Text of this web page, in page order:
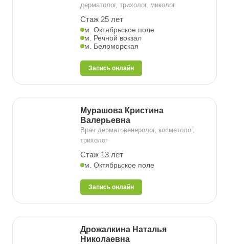
дерматолог, трихолог, миколог
Стаж 25 лет
м. Октябрьское поле
м. Речной вокзал
м. Беломорская
Запись онлайн
Мурашова Кристина
Валерьевна
Врач дерматовенеролог, косметолог,
трихолог
Стаж 13 лет
м. Октябрьское поле
Запись онлайн
Дрожалкина Наталья
Николаевна